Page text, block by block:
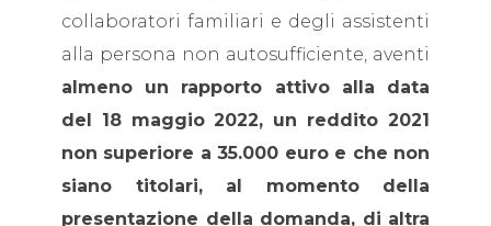
collaboratori familiari e degli assistenti
alla persona non autosufficiente, aventi
almeno un rapporto attivo alla data
del 18 maggio 2022, un reddito 2021
non superiore a 35.000 euro e che non
siano titolari, al momento della
presentazione della domanda, di altra